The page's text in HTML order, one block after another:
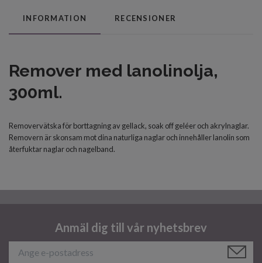
INFORMATION RECENSIONER
Remover med lanolinolja,
300ml.
Removervätska för borttagning av gellack, soak off geléer och akrylnaglar.
Removern är skonsam mot dina naturliga naglar och innehåller lanolin som
återfuktar naglar och nagelband.
Anmäl dig till vår nyhetsbrev